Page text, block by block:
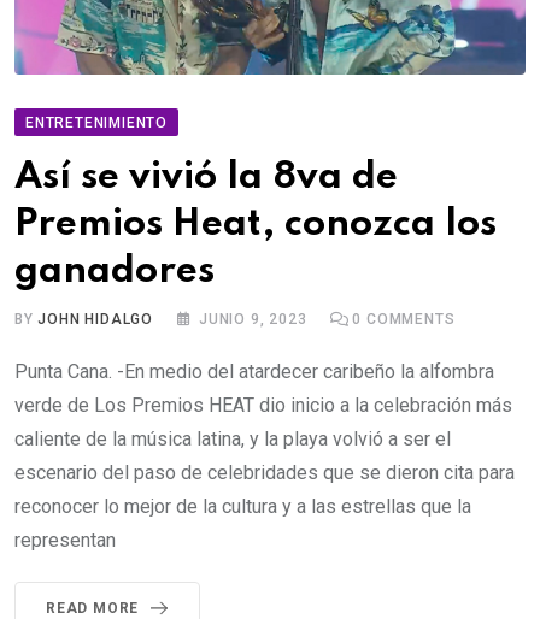
ENTRETENIMIENTO
Así se vivió la 8va de
Premios Heat, conozca los
ganadores
BYJOHN HIDALGO JUNIO 9, 2023 0 COMMENTS
Punta Cana. -En medio del atardecer caribeño la alfombra
verde de Los Premios HEAT dio inicio a la celebración más
caliente de la música latina, y la playa volvió a ser el
escenario del paso de celebridades que se dieron cita para
reconocer lo mejor de la cultura y a las estrellas que la
representan
READ MORE